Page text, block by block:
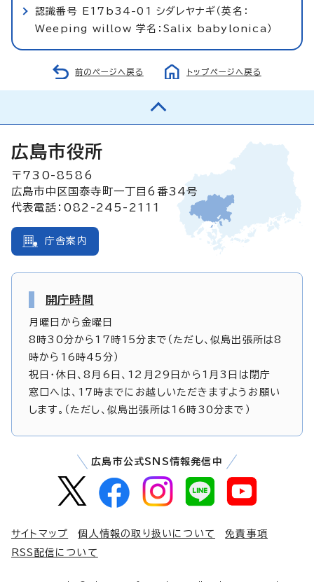
認識番号 E17b34-01 シダレヤナギ（英名：
Weeping willow 学名：Salix babylonica）
前のページへ戻る トップページへ戻る
広島市役所
〒730-8586
広島市中区国泰寺町一丁目6番34号
代表電話：082-245-2111
庁舎案内
開庁時間
月曜日から金曜日
8時30分から17時15分まで（ただし、似島出張所は8
時から16時45分）
祝日・休日、8月6日、12月29日から1月3日は閉庁
窓口へは、17時までにお越しいただきますようお願い
します。（ただし、似島出張所は16時30分まで）
広島市公式SNS情報発信中
サイトマップ 個人情報の取り扱いについて
免責事項
RSS配信について